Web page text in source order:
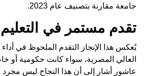
جامعة مقارنة بتصنيف عام 2023.
تقدم مستمر في التعليم
يُعكس هذا الإنجاز التقدم الملحوظ في
العالي المصرية، سواء كانت حكومية أو
عاشور أشار إلى أن هذا النجاح ليس مجرد